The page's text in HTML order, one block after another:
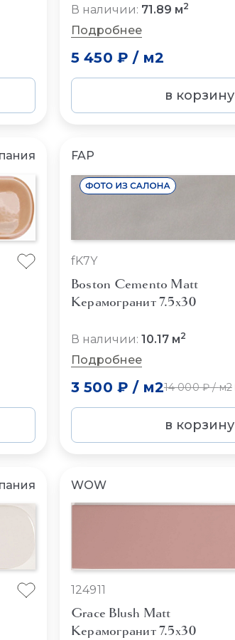
В наличии: 71.89 м2
Подробнее
5 450 ₽ / м2
в корзину
FAP
fK7Y
Boston Cemento Matt
Керамогранит 7.5x30
В наличии: 10.17 м2
Подробнее
3 500 ₽ / м214 000 ₽/м2
в корзину
WOW
124911
Grace Blush Matt
Керамогранит 7.5x30